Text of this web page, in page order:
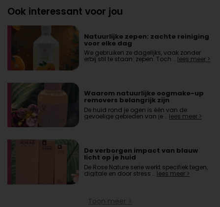
Ook interessant voor jou
Natuurlijke zepen: zachte reiniging
voor elke dag
We gebruiken ze dagelijks, vaak zonder
erbij stil te staan: zepen. Toch … lees meer >
Waarom natuurlijke oogmake-up
removers belangrijk zijn
De huid rond je ogen is één van de
gevoelige gebieden van je … lees meer >
De verborgen impact van blauw
licht op je huid
De Rose Nature serie werkt specifiek tegen,
digitale en door stress … lees meer >
Toon meer >